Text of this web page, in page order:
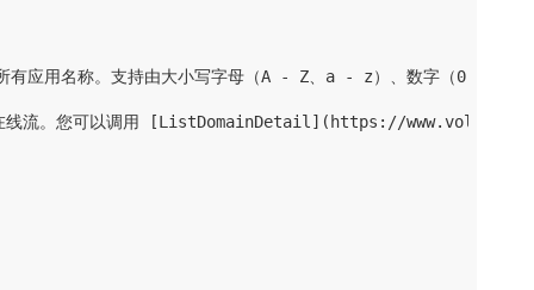
应用名称。支持由大小写字母（A - Z、a - z）、数字（0 - 9）
线流。您可以调用 [ListDomainDetail](https://